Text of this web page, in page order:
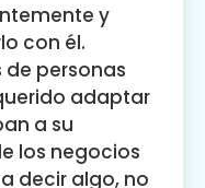
y
con él.
personas
adaptar
a su
los negocios
decir algo, no